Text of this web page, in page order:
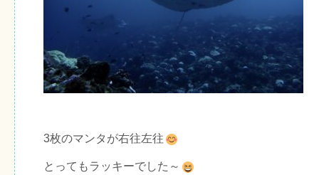
3枚のマンタが右往左往
とってもラッキーでした～